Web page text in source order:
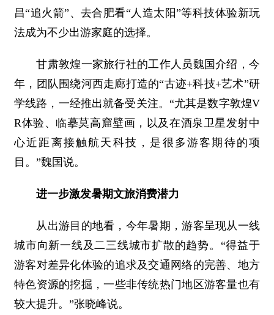
昌“追火箭”、去合肥看“人造太阳”等科技体验新玩
法成为不少出游家庭的选择。
甘肃敦煌一家旅行社的工作人员魏国介绍，今
年，团队围绕河西走廊打造的“古迹+科技+艺术”研
学线路，一经推出就备受关注。“尤其是数字敦煌V
R体验、临摹莫高窟壁画，以及在酒泉卫星发射中
心近距离接触航天科技，是很多游客期待的项
目。”魏国说。
进一步激发暑期文旅消费潜力
从出游目的地看，今年暑期，游客呈现从一线
城市向新一线及二三线城市扩散的趋势。“得益于
游客对差异化体验的追求及交通网络的完善、地方
特色资源的挖掘，一些非传统热门地区游客量也有
较大提升。”张晓峰说。